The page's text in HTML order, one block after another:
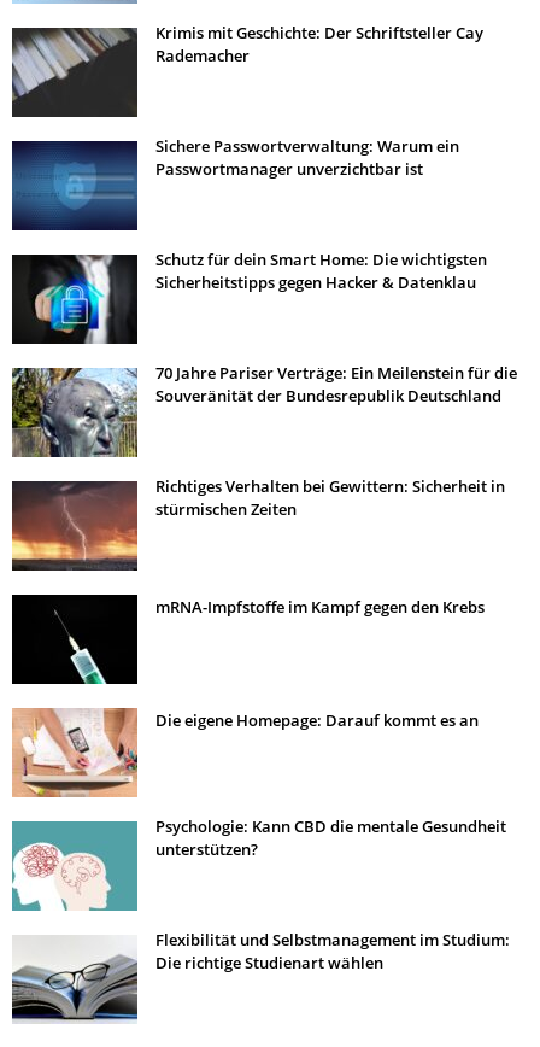
Krimis mit Geschichte: Der Schriftsteller Cay
Rademacher
Sichere Passwortverwaltung: Warum ein
Passwortmanager unverzichtbar ist
Schutz für dein Smart Home: Die wichtigsten
Sicherheitstipps gegen Hacker & Datenklau
70 Jahre Pariser Verträge: Ein Meilenstein für die
Souveränität der Bundesrepublik Deutschland
Richtiges Verhalten bei Gewittern: Sicherheit in
stürmischen Zeiten
mRNA-Impfstoffe im Kampf gegen den Krebs
Die eigene Homepage: Darauf kommt es an
Psychologie: Kann CBD die mentale Gesundheit
unterstützen?
Flexibilität und Selbstmanagement im Studium:
Die richtige Studienart wählen